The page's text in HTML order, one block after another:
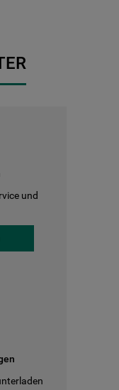
und